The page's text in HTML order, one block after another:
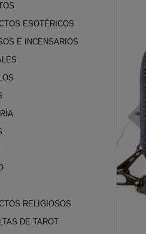
ESOTÉRICOS
E INCENSARIOS
RELIGIOSOS
DE TAROT